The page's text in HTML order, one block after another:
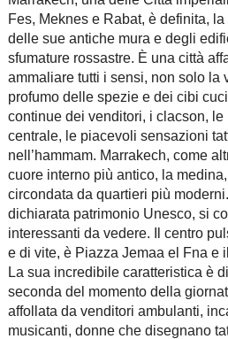
Fes, Meknes e Rabat, è definita, la
delle sue antiche mura e degli
sfumature rossastre. È una città
ammaliare tutti i sensi, non solo la
profumo delle spezie e dei cibi
continue dei venditori, i clacson,
centrale, le piacevoli sensazioni
nell’hammam. Marrakech, come
cuore interno più antico, la
circondata da quartieri più
dichiarata patrimonio Unesco, si
interessanti da vedere. Il centro
e di vite, è Piazza Jemaa el Fna e
La sua incredibile caratteristica è
seconda del momento della
affollata da venditori ambulanti,
musicanti, donne che disegnano